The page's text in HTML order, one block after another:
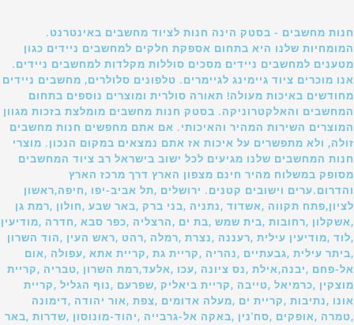
חנות מחשבים - בסטק הינה חנות לציוד מחשבים באינטרנט.
המומחיות שלנו היא בתחום אספקת חלקים למחשבים ניידים כגון
מטענים למחשבים ניידים מסכים סוללות מקלדות למחשבים ניידים.
אנו מוכרים ציוד גיימינג לגיימרים. טלפונים סלולרים, מחשבים ניידים
מחודשים באיכות מעולה! תאורה סולרית ומוצרים נוספים בתחום
המחשבים והאלקטרוניקה. בסטק חנות מחשבים מומלצת בזכות מגוון
המוצרים השירות המהיר והאיכותי. אם אתם מחפשים חנות מחשבים
זולה, ולא מתפשרים על איכות אז אתם נמצאים במקום הנכון. מוצרי
חנות המחשבים שלנו מגיעים לכל ישוב בישראל רב ציוד המחשבים
מסופק במשלוח מהיר חינם מצפון הארץ דרך מרכז הארץ
והדרום.ערים וישובים קטנים. ירושלים ,תל אביב-יפו ,חיפה,ראשון
לציון,פתח תקווה ,אשדוד ,נתניה ,בני ברק ,באר שבע ,חולון ,רמת גן
,אשקלון ,רחובות ,בית שמש ,בת ים ,הרצליה ,כפר סבא ,חדרה ,מודיעין
,לוד ,מודיעין עילית ,רעננה ,נצרת ,רמלה ,רהט ,ראש העין ,הוד השרון
,ביתר עילית ,גבעתיים ,נהריה ,קריית גת ,קריית אתא ,עפולה ,אום
אל-פחם ,יבנה,אילת ,נס ציונה ,עכו ,אלעד,רמת השרון ,טבריה ,קריית
מוצקין ,כרמיאל ,טייבה ,קריית ביאליק ,שפרעם ,נוף הגליל ,קריית
אונו ,נתיבות ,קריית ים ,מעלה אדומים ,צפת ,אור יהודה ,דימונה
,טמרה ,אופקים ,סח'נין ,באקה אל-גרבייה ,יהוד-מונוסון ,שדרות ,באר